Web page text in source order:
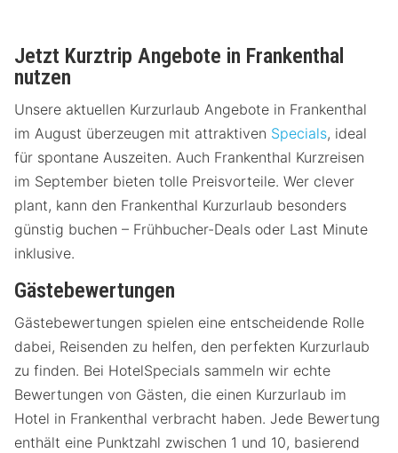
Jetzt Kurztrip Angebote in Frankenthal
nutzen
Unsere aktuellen Kurzurlaub Angebote in Frankenthal
im August überzeugen mit attraktiven Specials, ideal
für spontane Auszeiten. Auch Frankenthal Kurzreisen
im September bieten tolle Preisvorteile. Wer clever
plant, kann den Frankenthal Kurzurlaub besonders
günstig buchen – Frühbucher-Deals oder Last Minute
inklusive.
Gästebewertungen
Gästebewertungen spielen eine entscheidende Rolle
dabei, Reisenden zu helfen, den perfekten Kurzurlaub
zu finden. Bei HotelSpecials sammeln wir echte
Bewertungen von Gästen, die einen Kurzurlaub im
Hotel in Frankenthal verbracht haben. Jede Bewertung
enthält eine Punktzahl zwischen 1 und 10, basierend